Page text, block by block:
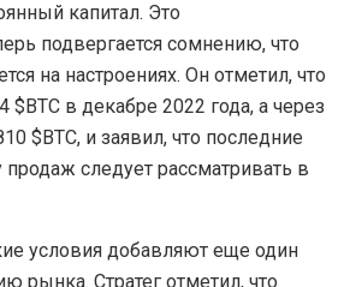
капитал. Это
подвергается сомнению, что
на настроениях. Он отметил, что
$BTC в декабре 2022 года, а через
$BTC, и заявил, что последние
следует рассматривать в
условия добавляют еще один
рынка. Стратег отметил, что